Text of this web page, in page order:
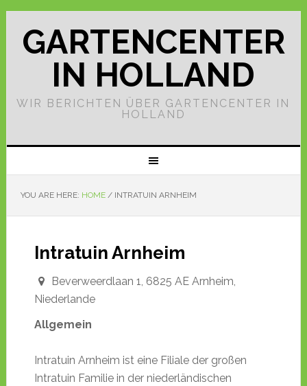
GARTENCENTER
IN HOLLAND
WIR BERICHTEN ÜBER GARTENCENTER IN
HOLLAND
YOU ARE HERE: HOME /INTRATUIN ARNHEIM
Intratuin Arnheim
Beverweerdlaan 1, 6825 AE Arnheim,
Niederlande
Allgemein
Intratuin Arnheim ist eine Filiale der großen
Intratuin Familie in der niederländischen